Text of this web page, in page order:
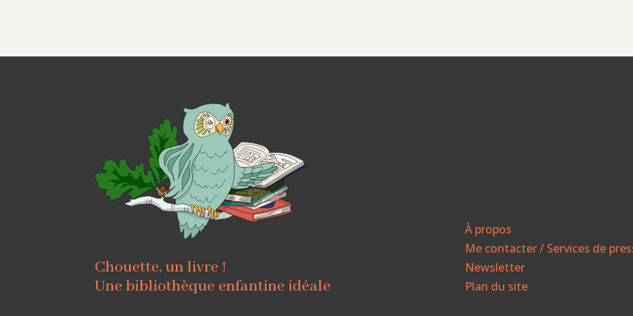
Chouette, un livre !
Une bibliothèque enfantine idéale
À propos
Me contacter / Services de
Newsletter
Plan du site